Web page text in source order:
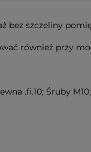
płatności
bez szczeliny
również przy
.fi.10; Śruby